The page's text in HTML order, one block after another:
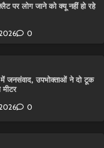
पर लोग जाने को क्यू नहीं हो रहे
0
में जनसंवाद, उपभोक्ताओं ने दो टूक
मीटर
0